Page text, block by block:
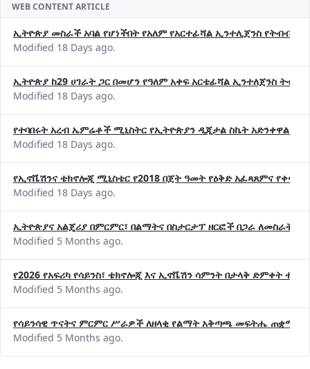
WEB CONTENT ARTICLE
ኢትዮጵያ መስራች አባል የሆነችበት የአለም የአርተፊሻል ኢንተሊጀንስ የትብብር
Modified 18 Days ago.
ኢትዮጵያ ከ29 ሀገራት ጋር በመሆን የዓለም አቀፍ አርቴፊሻል ኢንተለጀንስ
Modified 18 Days ago.
የተባበሩት አረብ ኤምሬቶች ሚኒስትር የኢትዮጵያን ዲጂታል ስኬት አድንቀዋል
Modified 18 Days ago.
የኢኖቬሽንና ቴክኖሎጂ ሚኒስቴር የ2018 በጀት ዓመት የዕቅድ አፈጻጸምና
Modified 18 Days ago.
ኢትዮጵያና አልጄሪያ በምርምር፣ በልማትና በስታርታፕ ዘርፎች በጋራ ለመስራት
Modified 5 Months ago.
የ2026 የአፍሪካ የሳይንስ፣ ቴክኖሎጂ እና ኢኖቬሽን ሳምንት በታላቅ ድምቀት
Modified 5 Months ago.
የሳይንሳዊ ጥናትና ምርምር ሥራዎች ለዘላቂ የልማት አቅጣጫ መፍትሔ ጠቋሚ
Modified 5 Months ago.